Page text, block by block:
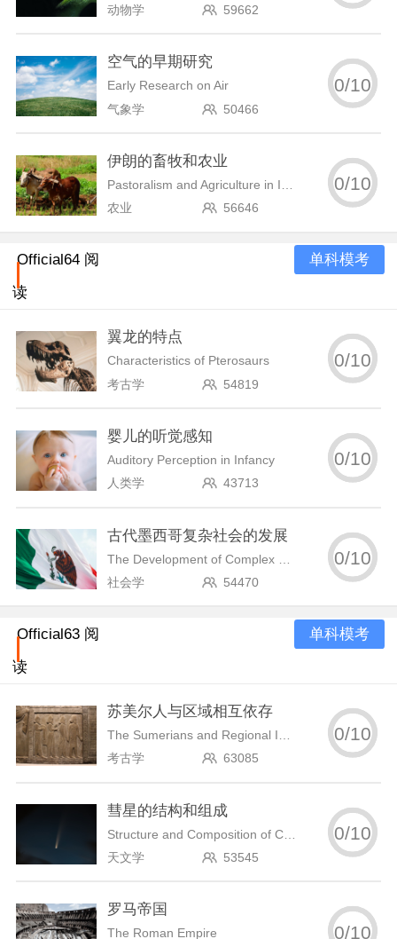
动物学
59662
空气的早期研究
Early Research on Air
气象学
50466
0/10
伊朗的畜牧和农业
农业
56646
0/10
Official64 阅
读
单科模考
翼龙的特点
Characteristics of Pterosaurs
考古学
54819
0/10
婴儿的听觉感知
Auditory Perception in Infancy
人类学
43713
0/10
古代墨西哥复杂社会的发展
社会学
54470
0/10
Official63 阅
读
单科模考
苏美尔人与区域相互依存
考古学
63085
0/10
彗星的结构和组成
Structure and Composition of Comets
天文学
53545
0/10
罗马帝国
The Roman Empire 0/10